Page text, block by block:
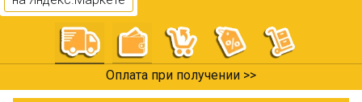
Оплата при получении >>